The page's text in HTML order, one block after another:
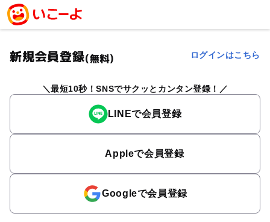
新規会員登録(無料) ログインはこちら
最短10秒！SNSでサクッとカンタン登録！
LINEで会員登録
Appleで会員登録
Googleで会員登録